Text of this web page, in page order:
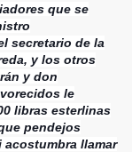
que se
secretario de la
y los otros
y don
le
libras esterlinas
pendejos
llamar